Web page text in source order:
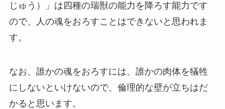
じゅう）」は四種の瑞獣の能力を降ろす能力です
ので、人の魂をおろすことはできないと思われま
す。
なお、誰かの魂をおろすには、誰かの肉体を犠牲
にしないといけないので、倫理的な壁が立ちはだ
かると思います。